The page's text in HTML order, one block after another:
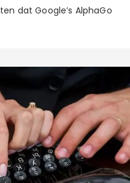
dat Google’s AlphaGo